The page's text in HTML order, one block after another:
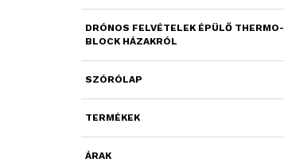
DRÓNOS FELVÉTELEK ÉPÜLŐ THERMO-
BLOCK HÁZAKRÓL
SZÓRÓLAP
TERMÉKEK
ÁRAK